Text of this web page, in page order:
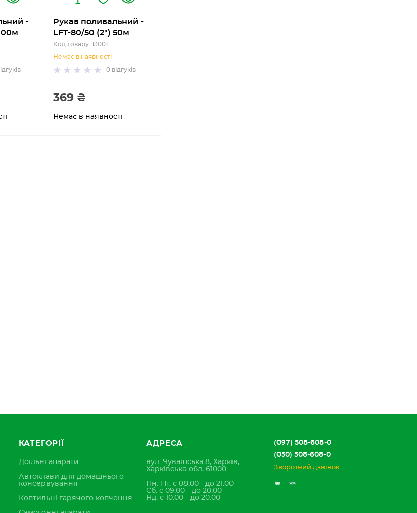
-
Рукав поливальний -
LFT-80/50 (2") 50м
Код товару: 13001
Немає в наявності
0 відгуків
369 ₴
Немає в наявності
КАТЕГОРІЇ
Доїльні апарати
Автоклави для домашнього
консервування
Коптильні гарячого копчення
АДРЕСА
вул. Чувашська 8, Харків,
Харківська обл, 61000
Пн.-Пт. с 08:00 - до 21:00
Сб. с 09:00 - до 20:00
Нд. с 10:00 - до 20:00
(097) 508-608-0
(050) 508-608-0
Зворотний дзвінок